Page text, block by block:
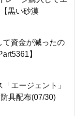
黒い砂漠
て資金が減ったの
】
エージェント」
具配布(07/30)